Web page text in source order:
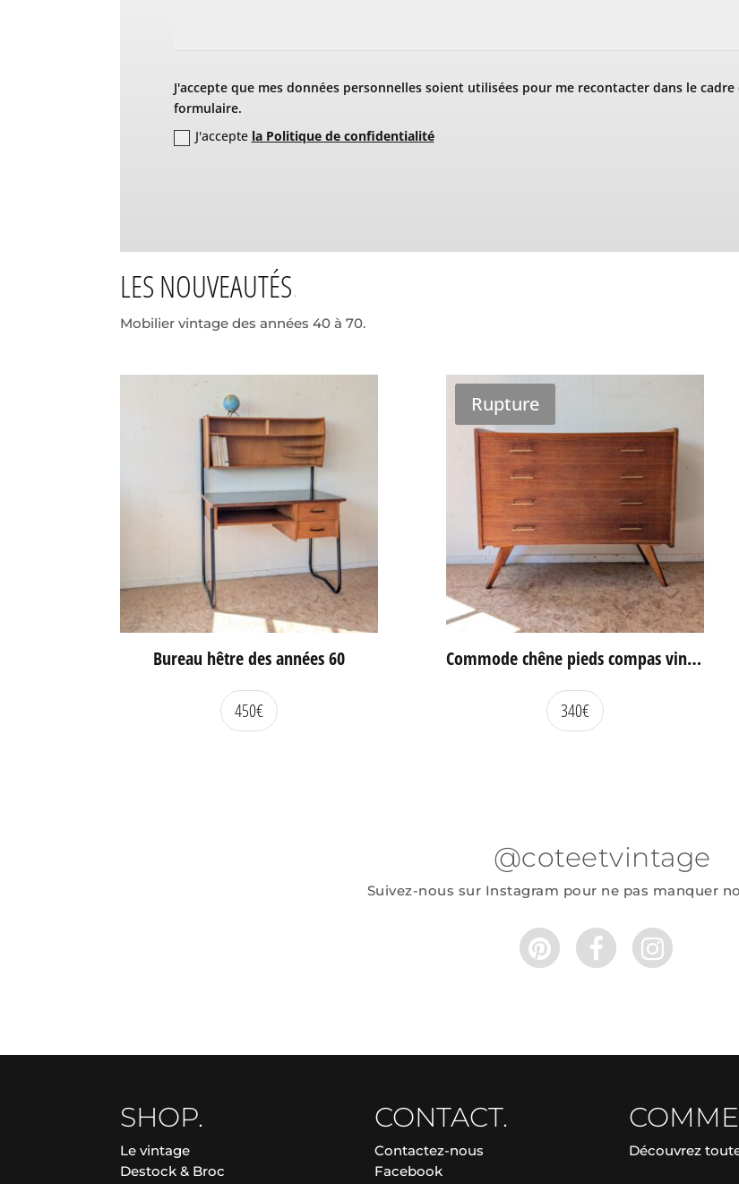
J'accepte que mes données personnelles soient utilisées pour me recontacter dans le
formulaire.
J'accepte la Politique de confidentialité
LES NOUVEAUTÉS
Mobilier vintage des années 40 à 70.
Bureau hêtre des années 60
450€
Rupture
Commode chêne pieds compas vintage
340€
@coteetvintage
Suivez-nous sur Instagram pour ne pas manquer
SHOP.
Le vintage
Destock & Broc
CONTACT.
Contactez-nous
Facebook
Découvrez